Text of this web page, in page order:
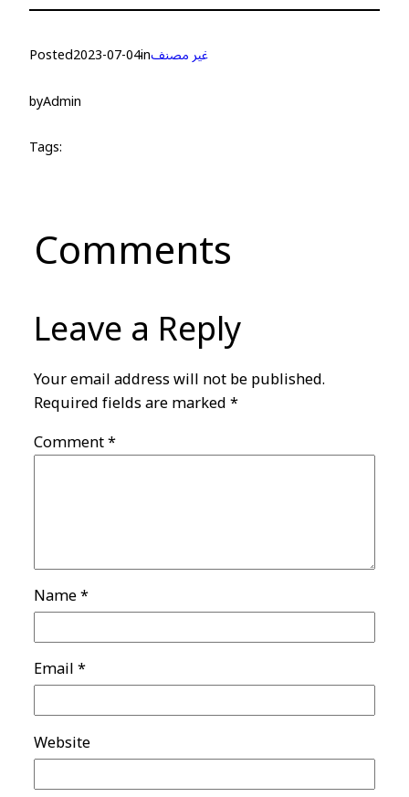
Posted2023-07-04inغير مصنف
byAdmin
Tags:
Comments
Leave a Reply
Your email address will not be published.
Required fields are marked*
Comment*
Name*
Email*
Website